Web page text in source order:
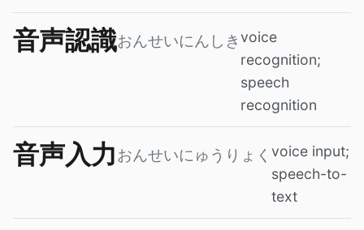
音声認識おんせいにんしきvoice
recognition;
speech
recognition
音声入力 おんせいにゅうりょく voice input;
speech-to-
text